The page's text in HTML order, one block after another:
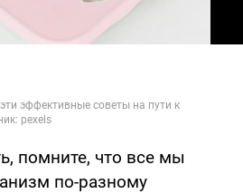
помните, что все мы
по-разному